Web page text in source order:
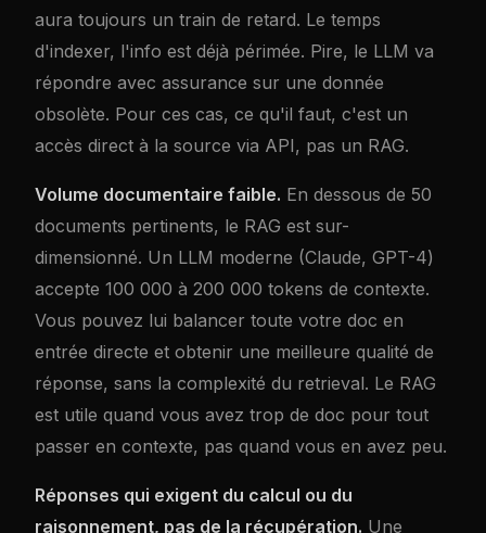
aura toujours un train de retard. Le temps
d'indexer, l'info est déjà périmée. Pire, le LLM va
répondre avec assurance sur une donnée
obsolète. Pour ces cas, ce qu'il faut, c'est un
accès direct à la source via API, pas un RAG.
Volume documentaire faible. En dessous de 50
documents pertinents, le RAG est sur-
dimensionné. Un LLM moderne (Claude, GPT-4)
accepte 100 000 à 200 000 tokens de contexte.
Vous pouvez lui balancer toute votre doc en
entrée directe et obtenir une meilleure qualité de
réponse, sans la complexité du retrieval. Le RAG
est utile quand vous avez trop de doc pour tout
passer en contexte, pas quand vous en avez peu.
Réponses qui exigent du calcul ou du
raisonnement, pas de la récupération. Une